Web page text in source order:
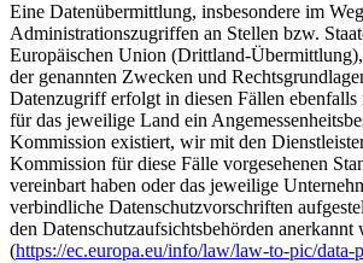
Eine Datenübermittlung, insbesondere im
Administrationszugriffen an Stellen bzw.
Europäischen Union (Drittland-
der genannten Zwecken und
Datenzugriff erfolgt in diesen Fällen ebenfalls
für das jeweilige Land ein
Kommission existiert, wir mit den
Kommission für diese Fälle vorgesehenen
vereinbart haben oder das jeweilige
verbindliche Datenschutzvorschriften
den Datenschutzaufsichtsbehörden anerkannt
(https://ec.europa.eu/info/law/law-to-pic/data-